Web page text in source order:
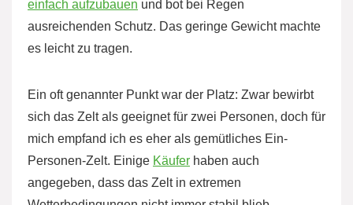
einfach aufzubauen und bot bei Regen
ausreichenden Schutz. Das geringe Gewicht machte
es leicht zu tragen.
Ein oft genannter Punkt war der Platz: Zwar bewirbt
sich das Zelt als geeignet für zwei Personen, doch für
mich empfand ich es eher als gemütliches Ein-
Personen-Zelt. Einige Käufer haben auch
angegeben, dass das Zelt in extremen